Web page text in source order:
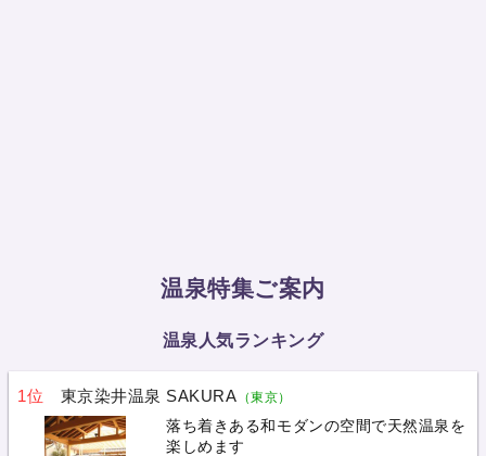
温泉特集ご案内
温泉人気ランキング
1位 東京染井温泉 SAKURA （東京）
落ち着きある和モダンの空間で天然温泉を
楽しめます